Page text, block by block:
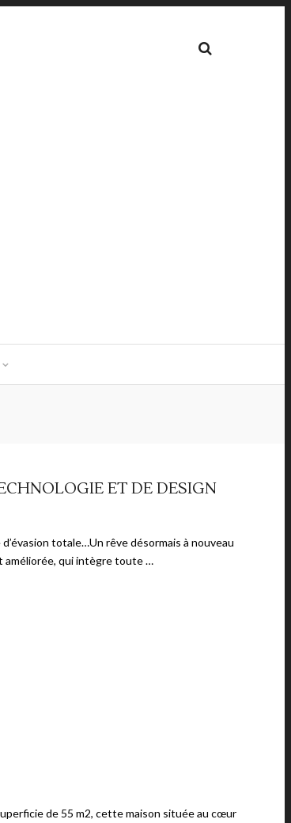
ET DE DESIGN
totale…Un rêve désormais à nouveau
améliorée, qui intègre toute …
de 55 m2, cette maison située au cœur